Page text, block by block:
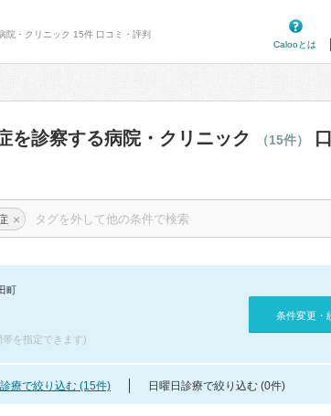
院・クリニック 15件 口コミ・評判
Calooとは
を診察する病院・クリニック （15件）
×
町
を指定できます)
条件変更・
療で絞り込む (15件) 日曜日診療で絞り込む (0件)